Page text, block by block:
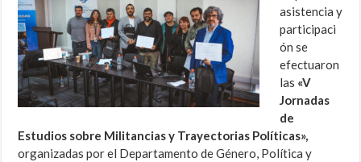
asistencia y
participaci
ón se
efectuaron
las «V
Jornadas
de
Estudios sobre Militancias y Trayectorias Políticas»,
organizadas por el Departamento de Género, Política y